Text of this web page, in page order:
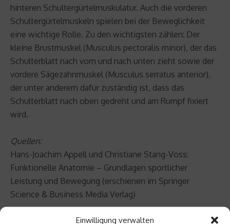
Einwilligung verwalten
hinteren Schultergürtelmuskulatur. Auch die vorderen
Schultergürtelmuskeln spielen bei der Beweglichkeit
eine wichtige Rolle. Zu den wichtigsten zählen: Der
kleine Brustmuskel (Musculus pectoralis minor), der das
Schulterblatt nach vorn und nach unten zieht sowie der
vordere Sägezahnmuskel (Musculus serratus anterior),
der unter anderem dafür zuständig ist, dass das
Schulterblatt nach oben gedreht und am Rumpf fixiert
wird.
Quellen:
Hans-Joachim Appell und Christiane Stang-Voss:
Funktionelle Anatomie – Grundlagen sportlicher
Leistung und Bewegung (erschienen im Springer
Science & Business Media Verlag)
Thorsten Gehrke: Sport-Anatomie (erschienen im Nikol